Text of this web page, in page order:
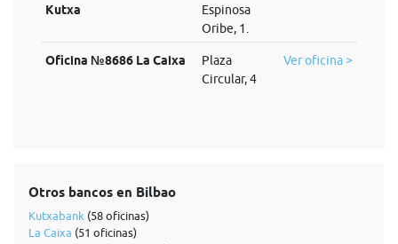
Kutxa
Espinosa
Oribe, 1.
Oficina №8686 La Caixa
Plaza
Circular, 4
Ver oficina >
Otros bancos en Bilbao
Kutxabank (58 oficinas)
La Caixa (51 oficinas)